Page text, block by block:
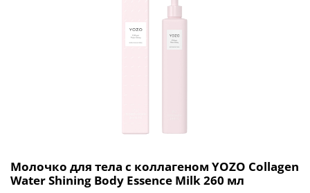
Молочко для тела с коллагеном YOZO Сollagen
Water Shining Body Essence Milk 260 мл